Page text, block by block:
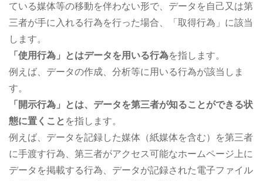
ている媒体等の移動を伴わない形で、データを自己又は第
三者が手に入れる行為を行った場合、「取得行為」に該当
します。
「使用行為」とはデータを用いる行為を指します。
例えば、データの作成、分析等に用いる行為が該当しま
す。
「開示行為」とは、データを第三者が知ることができる状
態に置くこと を指します。
例えば、データを記録した媒体（紙媒体を含む）を第三者
に手渡す行為、第三者がアクセス可能なホームページ上に
データを掲載する行為、データが記録された電子ファイル